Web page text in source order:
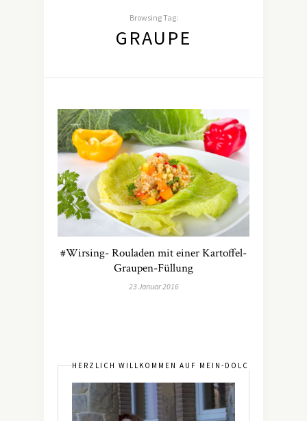
Browsing Tag:
GRAUPE
#Wirsing- Rouladen mit einer Kartoffel-
Graupen-Füllung
23 Januar 2016
HERZLICH WILLKOMMEN AUF MEIN-DOLCEVITA.DE